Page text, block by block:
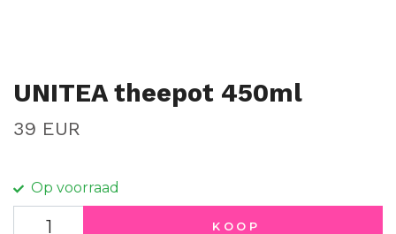
UNITEA theepot 450ml
39 EUR
Op voorraad
KOOP